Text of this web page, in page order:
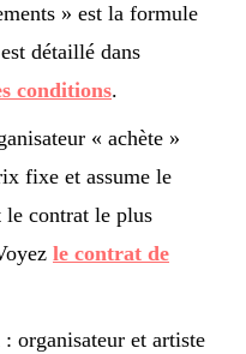
» est la formule
détaillé dans
conditions.
« achète »
fixe et assume le
le contrat le plus
le contrat de
: organisateur et artiste